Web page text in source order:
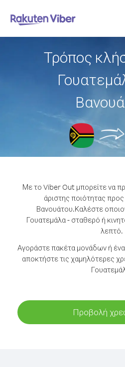
Τρόπος
Με το Viber Out μπορείτε να
άριστης ποιότητας
Βανουάτου.Καλέστε
Γουατεμάλα - σταθερό ή
λεπτό.
Αγοράστε πακέτα μονάδων ή
αποκτήστε τις χαμηλότερες
Προβολή